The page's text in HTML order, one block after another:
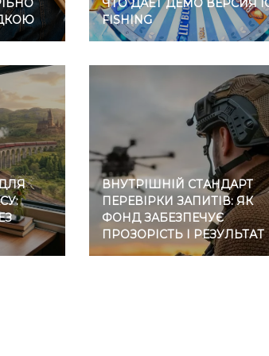
ЧТО ДАЕТ ДЕМО ВЕРСИЯ
FISHING
ВНУТРІШНІЙ СТАНДАРТ
ПЕРЕВІРКИ ЗАПИТІВ: ЯК
ФОНД ЗАБЕЗПЕЧУЄ
ПРОЗОРІСТЬ І РЕЗУЛЬТАТ